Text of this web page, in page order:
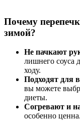
Почему
зимой?
Не пачкают
лишнего соуса
ходу.
Подходят для
вы можете
диеты.
Согревают и
особенно ценна.